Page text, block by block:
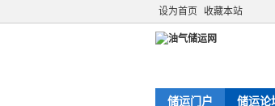
设为首页 收藏本站
储运门户 储运论